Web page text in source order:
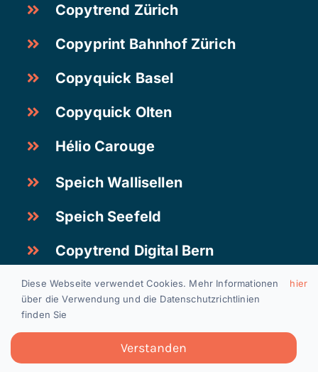
Copytrend Zürich
Copyprint Bahnhof Zürich
Copyquick Basel
Copyquick Olten
Hélio Carouge
Speich Wallisellen
Speich Seefeld
Copytrend Digital Bern
Copytrend Solutions Baar
Offene Stellen|Impressum|Datenschutz
Diese Webseite verwendet Cookies. Mehr Informationen
über die Verwendung und die Datenschutzrichtlinien
finden Sie
hier
Verstanden